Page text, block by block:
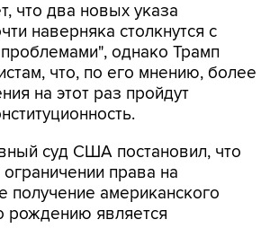
что два новых указа
наверняка столкнутся с
однако Трамп
что, по его мнению, более
на этот раз пройдут
суд США постановил, что
права на
получение американского
рождению является